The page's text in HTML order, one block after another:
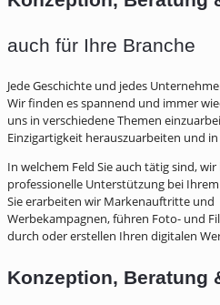
auch für Ihre Branche
Jede Geschichte und jedes
Wir finden es spannend und immer
uns in verschiedene Themen
Einzigartigkeit herauszuarbeiten und in
In welchem Feld Sie auch tätig sind,
professionelle Unterstützung bei
Sie erarbeiten wir Markenauftritte und
Werbekampagnen, führen Foto- und
durch oder erstellen Ihren digitalen
Konzeption, Beratung